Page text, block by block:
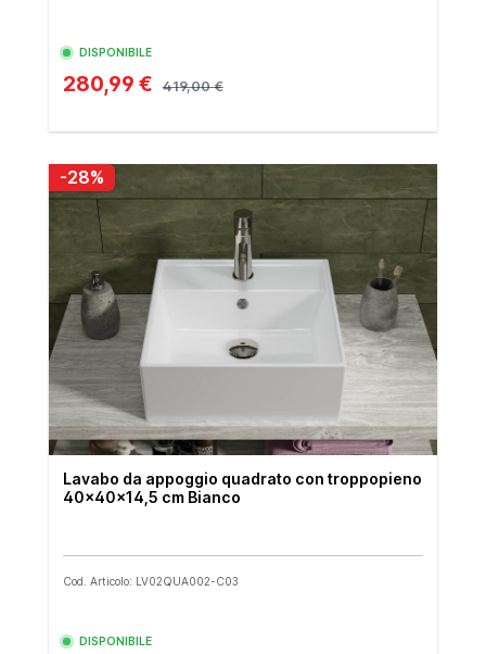
DISPONIBILE
280,99 € 419,00 €
-28%
Lavabo da appoggio quadrato con troppopieno
40x40x14,5 cm Bianco
Cod. Articolo: LV02QUA002-C03
DISPONIBILE